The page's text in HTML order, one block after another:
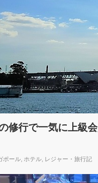
修行で一気に上級
ポール, ホテル, レジャー・旅行記